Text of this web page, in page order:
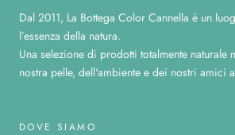
Dal 2011, La Bottega Color Cannella è un
l’essenza della natura.
Una selezione di prodotti totalmente naturale
nostra pelle, dell'ambiente e dei nostri amici
DOVE SIAMO